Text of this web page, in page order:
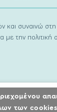
και συναινώ
την
των